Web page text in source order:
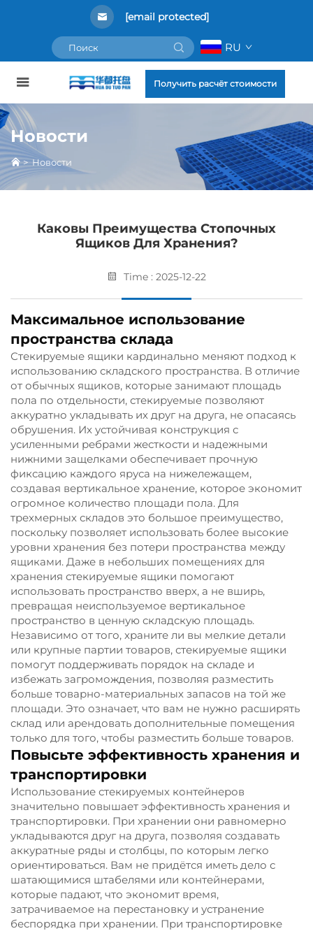
[email protected]
RU
Получить расчёт стоимости
Новости
>Новости
Каковы Преимущества Стопочных
Ящиков Для Хранения?
Time : 2025-12-22
Максимальное использование
пространства склада
Стекируемые ящики кардинально меняют подход к
использованию складского пространства. В отличие
от обычных ящиков, которые занимают площадь
пола по отдельности, стекируемые позволяют
аккуратно укладывать их друг на друга, не опасаясь
обрушения. Их устойчивая конструкция с
усиленными ребрами жесткости и надежными
нижними защелками обеспечивает прочную
фиксацию каждого яруса на нижележащем,
создавая вертикальное хранение, которое экономит
огромное количество площади пола. Для
трехмерных складов это большое преимущество,
поскольку позволяет использовать более высокие
уровни хранения без потери пространства между
ящиками. Даже в небольших помещениях для
хранения стекируемые ящики помогают
использовать пространство вверх, а не вширь,
превращая неиспользуемое вертикальное
пространство в ценную складскую площадь.
Независимо от того, храните ли вы мелкие детали
или крупные партии товаров, стекируемые ящики
помогут поддерживать порядок на складе и
избежать загромождения, позволяя разместить
больше товарно-материальных запасов на той же
площади. Это означает, что вам не нужно расширять
склад или арендовать дополнительные помещения
только для того, чтобы разместить больше товаров.
Повысьте эффективность хранения и
транспортировки
Использование стекируемых контейнеров
значительно повышает эффективность хранения и
транспортировки. При хранении они равномерно
укладываются друг на друга, позволяя создавать
аккуратные ряды и столбцы, по которым легко
ориентироваться. Вам не придётся иметь дело с
шатающимися штабелями или контейнерами,
которые падают, что экономит время,
затрачиваемое на перестановку и устранение
беспорядка при хранении. При транспортировке